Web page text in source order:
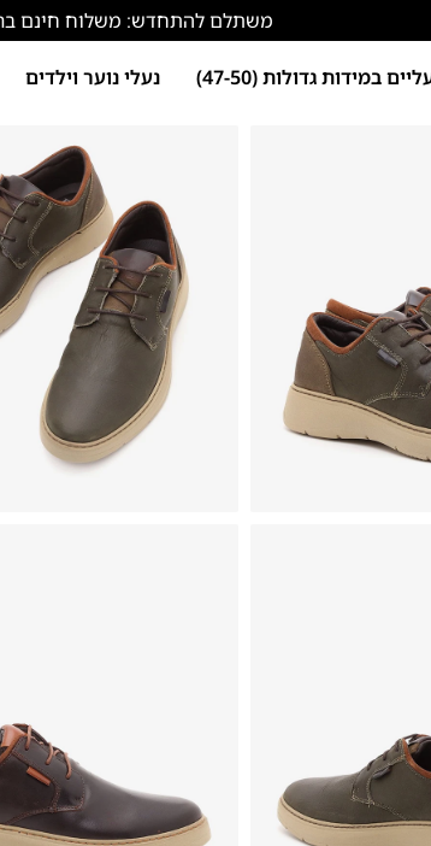
משתלם להתחדש: משלוח חינם ברכישה מעל 600₪ וגם
במידות גדולות (47-50) נעלי נוער וילדים